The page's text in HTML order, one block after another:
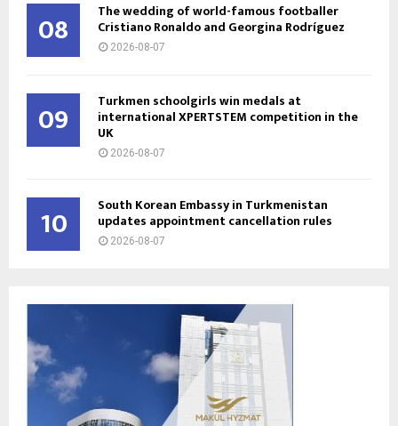
08 The wedding of world-famous footballer
Cristiano Ronaldo and Georgina Rodríguez
2026-08-07
09 Turkmen schoolgirls win medals at
international XPERTSTEM competition in the
UK
2026-08-07
10 South Korean Embassy in Turkmenistan
updates appointment cancellation rules
2026-08-07